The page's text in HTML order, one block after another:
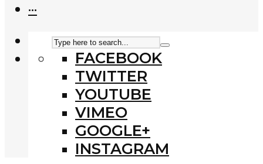
···
FACEBOOK
TWITTER
YOUTUBE
VIMEO
GOOGLE+
INSTAGRAM